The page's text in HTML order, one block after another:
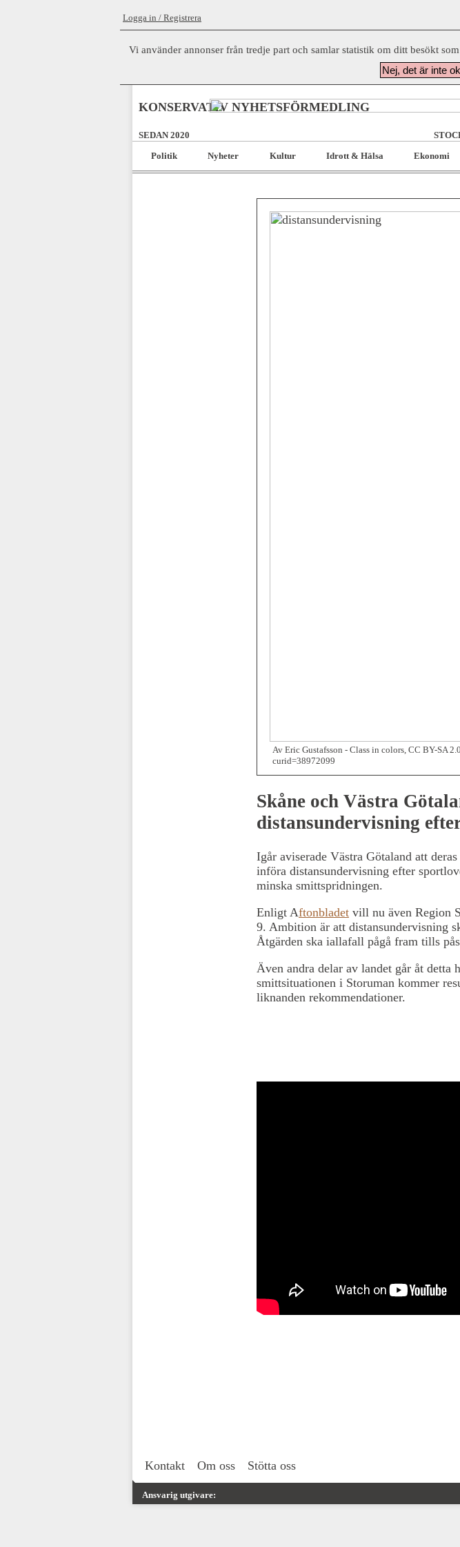
Logga in / Registrera
Vi använder annonser från tredje part och samlar statistik om ditt besökt
Nej, det är inte ok
KONSERVATIV NYHETSFÖRMEDLING
SEDAN 2020
Politik
Nyheter Kultur Idrott & Hälsa Ekonomi
Av Eric Gustafsson - Class in colors, CC BY-SA
curid=38972099
Skåne och Västra
distansundervisning
Igår aviserade Västra Götaland att
införa distansundervisning efter
minska smittspridningen.
Enligt Aftonbladet vill nu även Region
9. Ambition är att distansundervisning
Åtgärden ska iallafall pågå fram tills
Även andra delar av landet går åt detta
smittsituationen i Storuman kommer
liknanden rekommendationer.
Kontakt Om oss Stötta oss
Ansvarig utgivare: